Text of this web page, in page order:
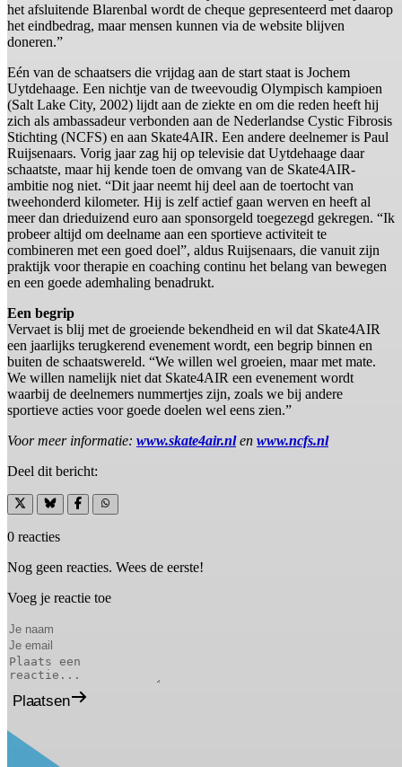
het afsluitende Blarenbal wordt de cheque gepresenteerd met daarop
het eindbedrag, maar mensen kunnen via de website blijven
doneren.”
Eén van de schaatsers die vrijdag aan de start staat is Jochem
Uytdehaage. Een nichtje van de tweevoudig Olympisch kampioen
(Salt Lake City, 2002) lijdt aan de ziekte en om die reden heeft hij
zich als ambassadeur verbonden aan de Nederlandse Cystic Fibrosis
Stichting (NCFS) en aan Skate4AIR. Een andere deelnemer is Paul
Ruijsenaars. Vorig jaar zag hij op televisie dat Uytdehaage daar
schaatste, maar hij kende toen de omvang van de Skate4AIR-
ambitie nog niet. “Dit jaar neemt hij deel aan de toertocht van
tweehonderd kilometer. Hij is zelf actief gaan werven en heeft al
meer dan drieduizend euro aan sponsorgeld toegezegd gekregen. “Ik
probeer altijd om deelname aan een sportieve activiteit te
combineren met een goed doel”, aldus Ruijsenaars, die vanuit zijn
praktijk voor therapie en coaching continu het belang van bewegen
en een goede ademhaling benadrukt.
Een begrip
Vervaet is blij met de groeiende bekendheid en wil dat Skate4AIR
een jaarlijks terugkerend evenement wordt, een begrip binnen en
buiten de schaatswereld. “We willen wel groeien, maar met mate.
We willen namelijk niet dat Skate4AIR een evenement wordt
waarbij de deelnemers nummertjes zijn, zoals we bij andere
sportieve acties voor goede doelen wel eens zien.”
Voor meer informatie: www.skate4air.nlen www.ncfs.nl
Deel dit bericht:
0 reacties
Nog geen reacties. Wees de eerste!
Voeg je reactie toe
Plaatsen